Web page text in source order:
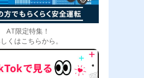
AT限定特集！
くはこちらから。